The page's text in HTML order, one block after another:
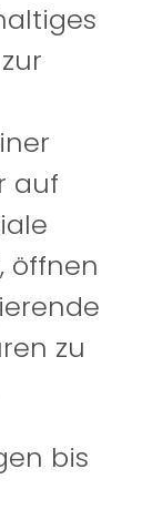
auf
öffnen
zu
bis